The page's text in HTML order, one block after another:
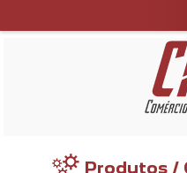
Produtos /